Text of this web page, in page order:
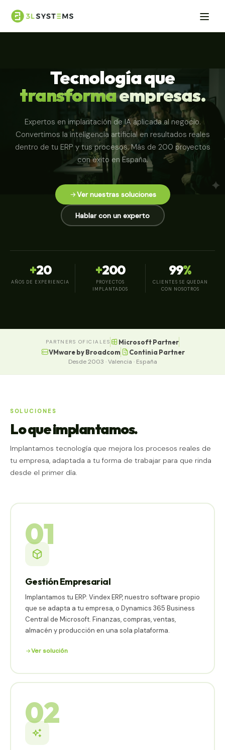
Tecnología que
transformaempresas.
Expertos en implantación de IA aplicada al negocio.
Convertimos la inteligencia artificial en resultados reales
dentro de tu ERP y tus procesos. Más de 200 proyectos
con éxito en España.
Ver nuestras soluciones
Hablar con un experto
+20
AÑOS DE EXPERIENCIA
+200
PROYECTOS
IMPLANTADOS
99%
CLIENTES SE QUEDAN
CON NOSOTROS
PARTNERS OFICIALES
Microsoft Partner
VMware by Broadcom
Continia Partner
Desde 2003 · Valencia · España
SOLUCIONES
Lo que implantamos.
Implantamos tecnología que mejora los procesos reales de
tu empresa, adaptada a tu forma de trabajar para que rinda
desde el primer día.
01
Gestión Empresarial
Implantamos tu ERP: Vindex ERP, nuestro software propio
que se adapta a tu empresa, o Dynamics 365 Business
Central de Microsoft. Finanzas, compras, ventas,
almacén y producción en una sola plataforma.
Ver solución
02